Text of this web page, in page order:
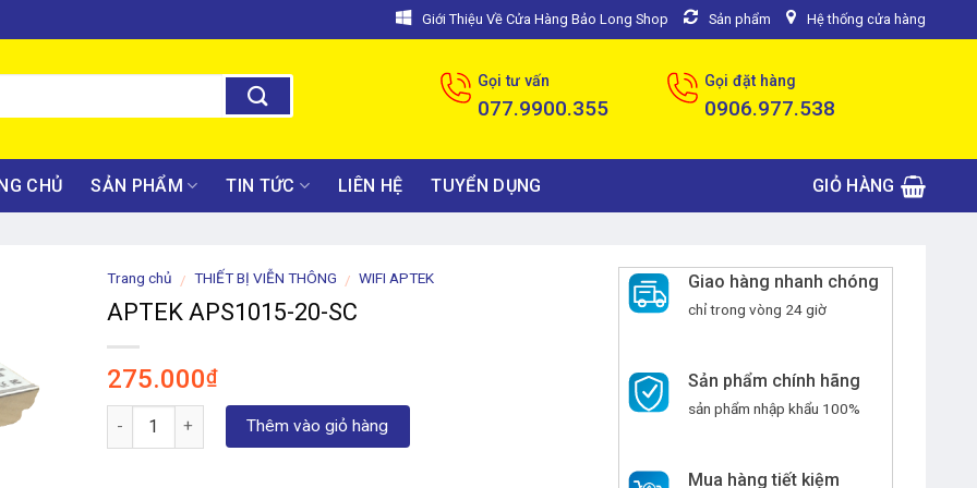
Giới Thiệu Về Cửa Hàng Bảo Long Shop Sản phẩm Hệ thống cửa hàng
Gọi tư vấn
077.9900.355
Gọi đặt hàng
0906.977.538
CHỦ SẢN PHẨM TIN TỨC LIÊN HỆ TUYỂN DỤNG GIỎ HÀNG
Trang chủ / THIẾT BỊ VIỄN THÔNG / WIFI APTEK
APTEK APS1015-20-SC
275.000₫
Số lượng Thêm vào giỏ hàng
Giao hàng nhanh chóng
chỉ trong vòng 24 giờ
Sản phẩm chính hãng
sản phẩm nhập khẩu 100%
Mua hàng tiết kiệm